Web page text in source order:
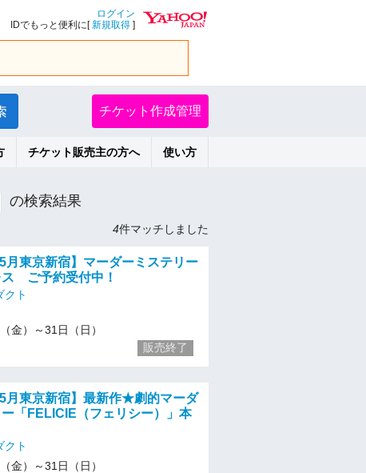
ログイン
IDでもっと便利に[新規取得 ]
チケット作成管理
チケット販売主の方へ 使い方
の検索結果
4件マッチしました
月東京新宿】マーダーミステリー
ご予約受付中！
クト
金）～31日（日）
販売終了
月東京新宿】最新作★劇的マーダ
「FELICIE（フェリシー）」本
クト
金）～31日（日）